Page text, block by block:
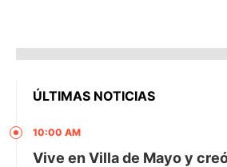
ÚLTIMAS NOTICIAS
10:00 AM
Vive en Villa de Mayo y